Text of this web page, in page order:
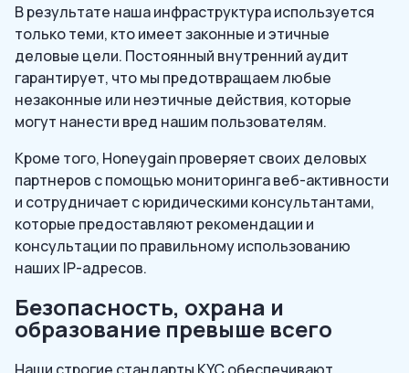
В результате наша инфраструктура используется
только теми, кто имеет законные и этичные
деловые цели. Постоянный внутренний аудит
гарантирует, что мы предотвращаем любые
незаконные или неэтичные действия, которые
могут нанести вред нашим пользователям.
Кроме того, Honeygain проверяет своих деловых
партнеров с помощью мониторинга веб-активности
и сотрудничает с юридическими консультантами,
которые предоставляют рекомендации и
консультации по правильному использованию
наших IP-адресов.
Безопасность, охрана и
образование превыше всего